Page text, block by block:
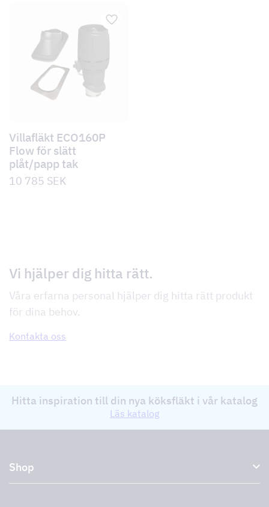
Villafläkt ECO160P
Flow för slätt
plåt/papp tak
10 785 SEK
Vi hjälper dig hitta rätt.
Våra erfarna personal hjälper dig hitta rätt produkt
för dina behov.
Kontakta oss
Hitta inspiration till din nya köksfläkt i vår katalog
Läs katalog
Shop